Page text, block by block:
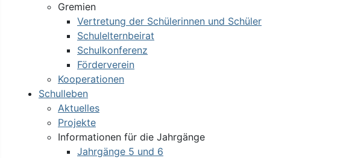
Gremien
Vertretung der Schülerinnen und Schüler
Schulelternbeirat
Schulkonferenz
Förderverein
Kooperationen
Schulleben
Aktuelles
Projekte
Informationen für die Jahrgänge
Jahrgänge 5 und 6